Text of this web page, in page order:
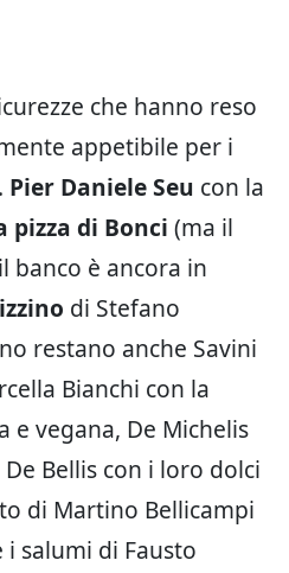
che hanno reso
appetibile per i
Pier Daniele Seu con la
pizza di Bonci (ma il
banco è ancora in
di Stefano
restano anche Savini
Bianchi con la
e vegana, De Michelis
Bellis con i loro dolci
di Martino Bellicampi
i salumi di Fausto